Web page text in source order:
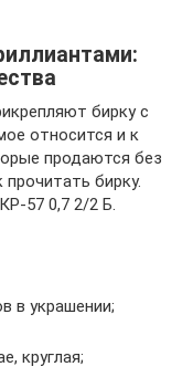
бирку с
относится и к
продаются без
бирку.
57 0,7 2/2 Б.
в украшении;
круглая;